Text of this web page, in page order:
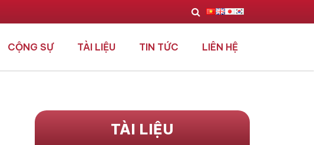
CỘNG SỰ TÀI LIỆU TIN TỨC LIÊN HỆ
TÀI LIỆU